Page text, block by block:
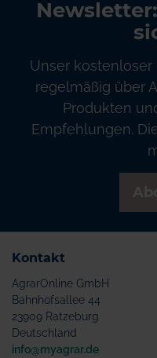
Unser
regelmäßig über
Produkten
Empfehlungen.
Kontakt
AgrarOnline GmbH
Bahnhofsallee 44
23909 Ratzeburg
Deutschland
info@myagrar.de